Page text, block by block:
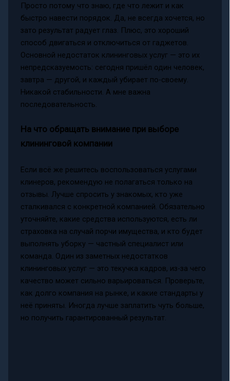
Просто потому что знаю, где что лежит и как
быстро навести порядок. Да, не всегда хочется, но
зато результат радует глаз. Плюс, это хороший
способ двигаться и отключиться от гаджетов.
Основной недостаток клининговых услуг — это их
непредсказуемость: сегодня пришёл один человек,
завтра — другой, и каждый убирает по-своему.
Никакой стабильности. А мне важна
последовательность.
На что обращать внимание при выборе
клининговой компании
Если всё же решитесь воспользоваться услугами
клинеров, рекомендую не полагаться только на
отзывы. Лучше спросить у знакомых, кто уже
сталкивался с конкретной компанией. Обязательно
уточняйте, какие средства используются, есть ли
страховка на случай порчи имущества, и кто будет
выполнять уборку — частный специалист или
команда. Один из заметных недостатков
клининговых услуг — это текучка кадров, из-за чего
качество может сильно варьироваться. Проверьте,
как долго компания на рынке, и какие стандарты у
неё приняты. Иногда лучше заплатить чуть больше,
но получить гарантированный результат.